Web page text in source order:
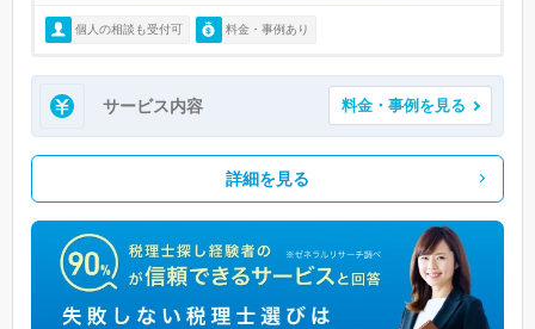
個人の相談も受付可 料金・事例あり
サービス内容 料金・事例を見る
詳細を見る